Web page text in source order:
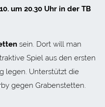
um 20.30 Uhr in der TB
sein. Dort will man
Spiel aus den ersten
legen. Unterstützt die
gegen Grabenstetten.